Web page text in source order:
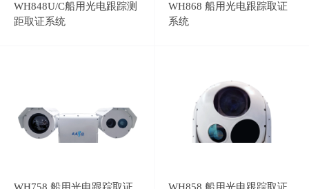
WH848U/C船用光电跟踪测
距取证系统
WH868 船用光电跟踪取证
系统